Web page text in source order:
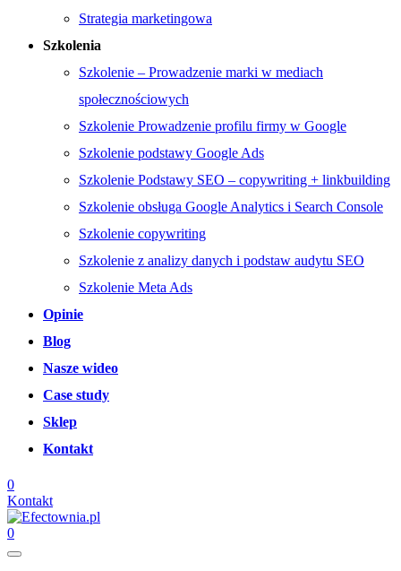
Strategia marketingowa
Szkolenia
Szkolenie – Prowadzenie marki w mediach
społecznościowych
Szkolenie Prowadzenie profilu firmy w Google
Szkolenie podstawy Google Ads
Szkolenie Podstawy SEO – copywriting + linkbuilding
Szkolenie obsługa Google Analytics i Search Console
Szkolenie copywriting
Szkolenie z analizy danych i podstaw audytu SEO
Szkolenie Meta Ads
Opinie
Blog
Nasze wideo
Case study
Sklep
Kontakt
0
Kontakt
0